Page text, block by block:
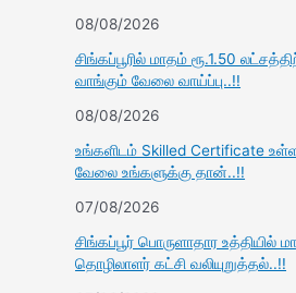
08/08/2026
சிங்கப்பூரில் மாதம் ரூ.1.50
வாங்கும் வேலை வாய்ப்பு..!!
08/08/2026
உங்களிடம் Skilled Certificate
வேலை உங்களுக்கு தான்..!!
07/08/2026
சிங்கப்பூர் பொருளாதார உத்தியில்
தொழிலாளர் கட்சி வலியுறுத்தல்..!!